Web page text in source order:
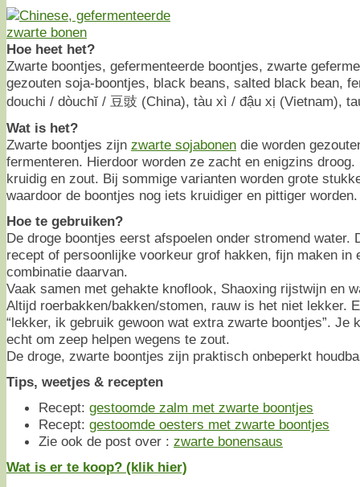
Hoe heet het?
Zwarte boontjes, gefermenteerde boontjes, zwarte
gezouten soja-boontjes, black beans, salted black bean,
douchi / dòuchĭ / 豆豉 (China), tàu xì / đậu xị (Vietnam),
Wat is het?
Zwarte boontjes zijn zwarte sojabonen die worden
fermenteren. Hierdoor worden ze zacht en enigzins
kruidig en zout. Bij sommige varianten worden grote
waardoor de boontjes nog iets kruidiger en pittiger worden.
Hoe te gebruiken?
De droge boontjes eerst afspoelen onder stromend water.
recept of persoonlijke voorkeur grof hakken, fijn maken in
combinatie daarvan.
Vaak samen met gehakte knoflook, Shaoxing rijstwijn en
Altijd roerbakken/bakken/stomen, rauw is het niet lekker.
“lekker, ik gebruik gewoon wat extra zwarte boontjes”. Je
echt om zeep helpen wegens te zout.
De droge, zwarte boontjes zijn praktisch onbeperkt
Tips, weetjes & recepten
Recept: gestoomde zalm met zwarte boontjes
Recept: gestoomde oesters met zwarte boontjes
Zie ook de post over : zwarte bonensaus
Wat is er te koop? (klik hier)